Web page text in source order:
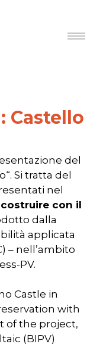
Castello
del
Si tratta del
nel
con il
dalla
applicata
– nell’ambito
PV.
Castle in
with
of the project,
(BIPV)